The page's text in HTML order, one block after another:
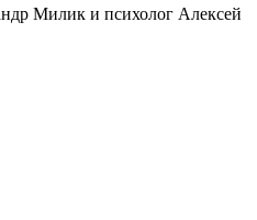
Милик и психолог Алексей